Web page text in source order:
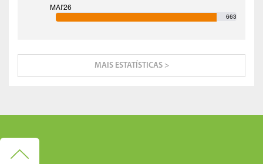
663
MAIS ESTATÍSTICAS >